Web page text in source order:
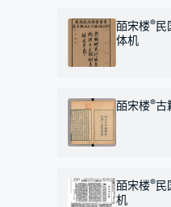
皕宋楼®民
体机
皕宋楼®古
皕宋楼®民
机